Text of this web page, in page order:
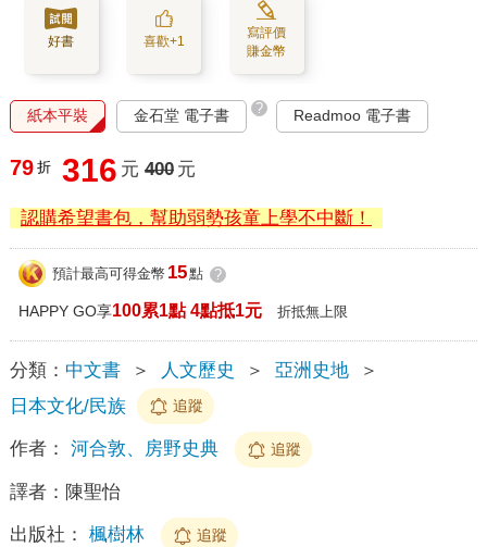
好書 喜歡+1
寫評價
賺金幣
紙本平裝 金石堂 電子書 ? Readmoo 電子書
79 折 316 元 400 元
認購希望書包，幫助弱勢孩童上學不中斷！
預計最高可得金幣 15點 ?
HAPPY GO享100累1點 4點抵1元 折抵無上限
分類： 中文書 ＞ 人文歷史 ＞ 亞洲史地
＞
日本文化/民族
追蹤
作者： 河合敦、房野史典 追蹤
譯者： 陳聖怡
出版社： 楓樹林 追蹤